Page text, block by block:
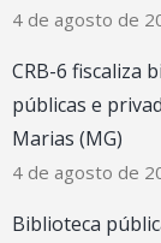
4 de agosto de
CRB-6 fiscaliza
públicas e
Marias (MG)
4 de agosto de
Biblioteca